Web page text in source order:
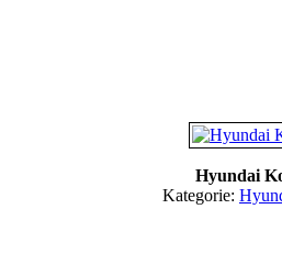
Hyundai
Kategorie: